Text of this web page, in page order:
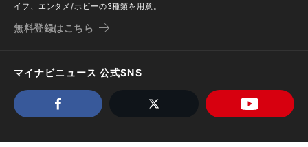
イフ、エンタメ/ホビーの3種類を用意。
無料登録はこちら
マイナビニュース 公式SNS